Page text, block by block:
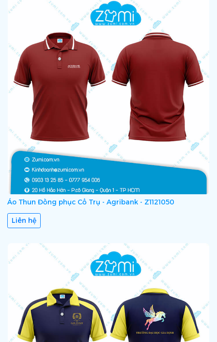
Áo Thun Đồng phục Cổ Trụ - Agribank - Z1121050
Liên hệ